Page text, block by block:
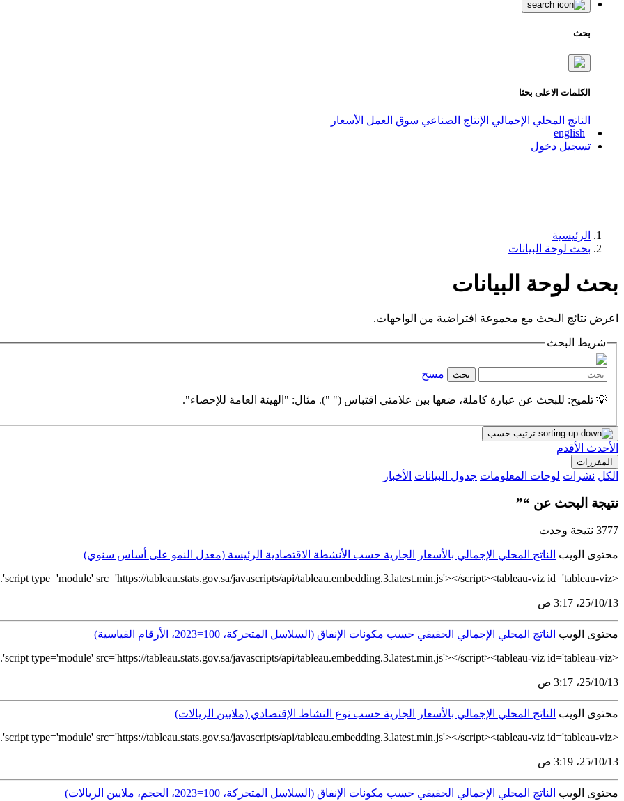
بحث
الكلمات الاعلى بحثا
الناتج المحلي الإجمالي الإنتاج الصناعي سوق العمل الأسعار
english
تسجيل دخول
الرئيسية
بحث لوحة البيانات
بحث لوحة البيانات
اعرض نتائج البحث مع مجموعة افتراضية من الواجهات.
شريط البحث
بحث مسح
💡 تلميح: للبحث عن عبارة كاملة، ضعها بين علامتي اقتباس (" "). مثال: "الهيئة العامة للإحصاء".
ترتيب حسب
الأحدث الأقدم
المفرزات
الكل نشرات لوحات المعلومات جدول البيانات الأخبار
نتيجة البحث عن “”
3777 نتيجة وجدت
محتوى الويب الناتج المحلي الإجمالي بالأسعار الجارية حسب الأنشطة الاقتصادية الرئيسة (معدل النمو على أساس سنوي)
<script type='module' src='https://tableau.stats.gov.sa/javascripts/api/tableau.embedding.3.latest.min.js'></script><tableau-viz id='tableau-viz'...
13‏/10‏/25، 3:17 ص
محتوى الويب الناتج المحلي الإجمالي الحقيقي حسب مكونات الإنفاق (السلاسل المتحركة، 100=2023، الأرقام القياسية)
<script type='module' src='https://tableau.stats.gov.sa/javascripts/api/tableau.embedding.3.latest.min.js'></script><tableau-viz id='tableau-viz'...
13‏/10‏/25، 3:17 ص
محتوى الويب الناتج المحلي الإجمالي بالأسعار الجارية حسب نوع النشاط الإقتصادي (ملايين الريالات)
<script type='module' src='https://tableau.stats.gov.sa/javascripts/api/tableau.embedding.3.latest.min.js'></script><tableau-viz id='tableau-viz'...
13‏/10‏/25، 3:19 ص
محتوى الويب الناتج المحلي الإجمالي الحقيقي حسب مكونات الإنفاق (السلاسل المتحركة، 100=2023، الحجم، ملايين الريالات)